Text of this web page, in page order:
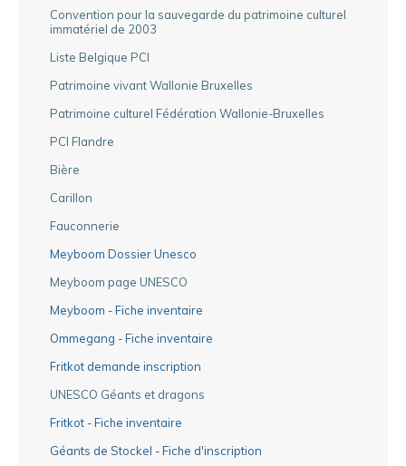
Convention pour la sauvegarde du patrimoine culturel
immatériel de 2003
Liste Belgique PCI
Patrimoine vivant Wallonie Bruxelles
Patrimoine culturel Fédération Wallonie-Bruxelles
PCI Flandre
Bière
Carillon
Fauconnerie
Meyboom Dossier Unesco
Meyboom page UNESCO
Meyboom - Fiche inventaire
Ommegang - Fiche inventaire
Fritkot demande inscription
UNESCO Géants et dragons
Fritkot - Fiche inventaire
Géants de Stockel - Fiche d'inscription